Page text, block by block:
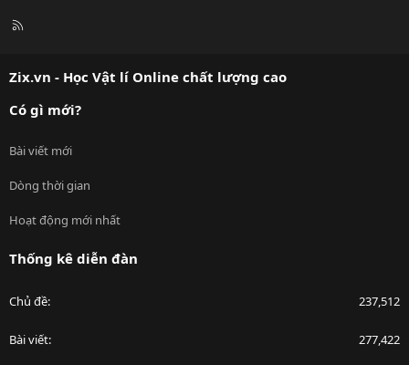
R
Zix.vn - Học Vật lí Online chất lượng cao
Có gì mới?
Bài viết mới
Dòng thời gian
Hoạt động mới nhất
Thống kê diễn đàn
Chủ đề 237,512
Bài viết 277,422